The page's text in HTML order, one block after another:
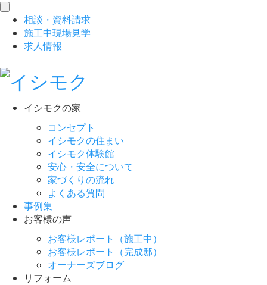
toggle
navigation
相談 ・ 資料請求
施工中現場見学
求人情報
イシモクの家
コンセプト
イシモクの住まい
イシモク体験館
安心・安全について
家づくりの流れ
よくある質問
事例集
お客様の声
お客様レポート（施工中）
お客様レポート（完成邸）
オーナーズブログ
リフォーム